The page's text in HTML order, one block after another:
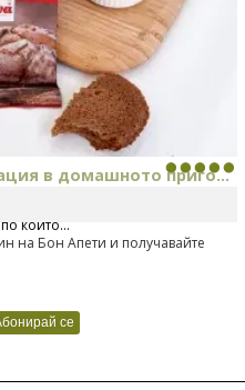
в домашното приго...
на изцяло нов
който...
на Бон Апети и получавайте